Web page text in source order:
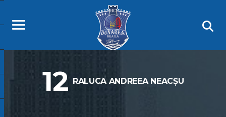
12 RALUCA ANDREEA NEACȘU